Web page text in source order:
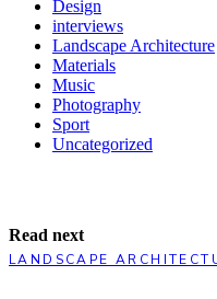
Design
interviews
Landscape Architecture
Materials
Music
Photography
Sport
Uncategorized
Read next
LANDSCAPE